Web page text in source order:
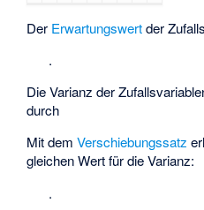
Der Erwartungswertder
.
Die Varianz der
durch
Mit demVerschiebungssatz
gleichen Wert für die Varianz:
.